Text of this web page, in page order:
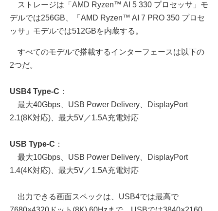
ストレージは「AMD Ryzen™ AI 5 330 プロセッサ」モ
デルでは256GB、「AMD Ryzen™ AI 7 PRO 350 プロセ
ッサ」モデルでは512GBを内蔵する。
すべてのモデルで搭載するインターフェースは以下の
2つだ。
USB4 Type-C ：
最大40Gbps、USB Power Delivery、DisplayPort
2.1(8K対応)、最大5V／1.5A充電対応
USB Type-C ：
最大10Gbps、USB Power Delivery、DisplayPort
1.4(4K対応)、最大5V／1.5A充電対応
出力できる画面スペックは、USB4では最高で